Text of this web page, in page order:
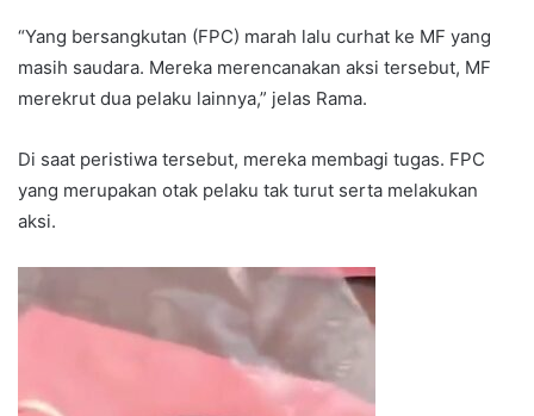
“Yang bersangkutan (FPC) marah lalu curhat ke MF yang
masih saudara. Mereka merencanakan aksi tersebut, MF
merekrut dua pelaku lainnya,” jelas Rama.
Di saat peristiwa tersebut, mereka membagi tugas. FPC
yang merupakan otak pelaku tak turut serta melakukan
aksi.